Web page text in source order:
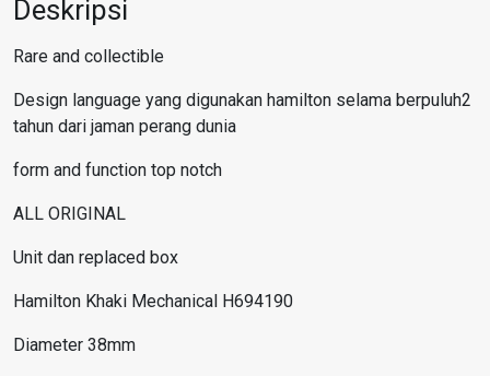
Deskripsi
Rare and collectible
Design language yang digunakan hamilton selama berpuluh2
tahun dari jaman perang dunia
form and function top notch
ALL ORIGINAL
Unit dan replaced box
Hamilton Khaki Mechanical H694190
Diameter 38mm